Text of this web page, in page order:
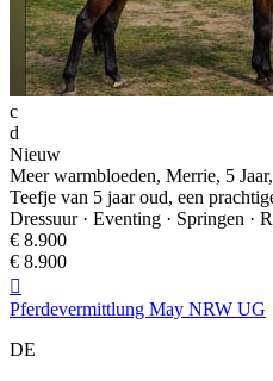
c
d
Nieuw
Meer warmbloeden, Merrie, 5
Teefje van 5 jaar oud, een
Dressuur · Eventing · Springen ·
€ 8.900
€ 8.900

Pferdevermittlung May NRW UG
DE